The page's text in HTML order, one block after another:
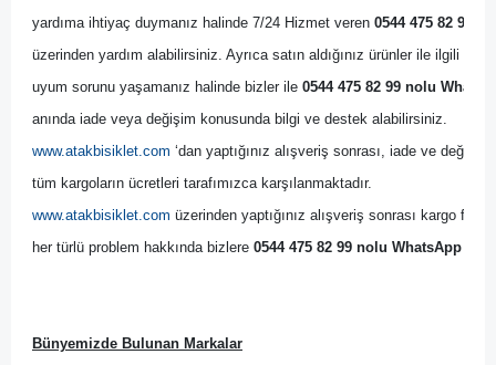
yardıma ihtiyaç duymanız halinde 7/24 Hizmet veren 0544 475 82 99
üzerinden yardım alabilirsiniz. Ayrıca satın aldığınız ürünler ile ilgili bir
uyum sorunu yaşamanız halinde bizler ile 0544 475 82 99 nolu
anında iade veya değişim konusunda bilgi ve destek alabilirsiniz.
www.atakbisiklet.com ‘dan yaptığınız alışveriş sonrası, iade ve
tüm kargoların ücretleri tarafımızca karşılanmaktadır.
www.atakbisiklet.com üzerinden yaptığınız alışveriş sonrası kargo
her türlü problem hakkında bizlere 0544 475 82 99 nolu WhatsApp
Bünyemizde Bulunan Markalar